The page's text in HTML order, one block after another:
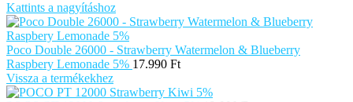
Kattints a nagyításhoz
Poco Double 26000 - Strawberry Watermelon & Blueberry
Raspbery Lemonade 5% 17.990 Ft
Vissza a termékekhez